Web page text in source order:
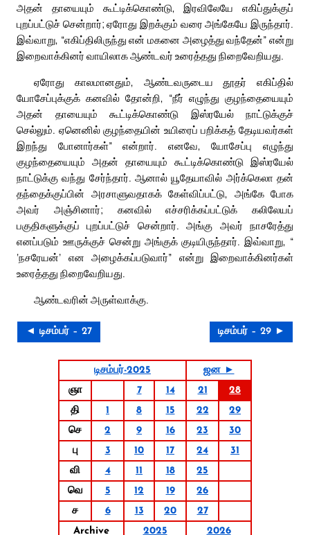
அதன் தாயையும் கூட்டிக்கொண்டு, இரவிலேயே எகிப்துக்குப்
புறப்பட்டுச் சென்றார்; ஏரோது இறக்கும் வரை அங்கேயே இருந்தார்.
இவ்வாறு, “எகிப்திலிருந்து என் மகனை அழைத்து வந்தேன்” என்று
இறைவாக்கினர் வாயிலாக ஆண்டவர் உரைத்தது நிறைவேறியது.
ஏரோது காலமானதும், ஆண்டவருடைய தூதர் எகிப்தில்
யோசேப்புக்குக் கனவில் தோன்றி, “நீர் எழுந்து குழந்தையையும்
அதன் தாயையும் கூட்டிக்கொண்டு இஸ்ரயேல் நாட்டுக்குச்
செல்லும். ஏனெனில் குழந்தையின் உயிரைப் பறிக்கத் தேடியவர்கள்
இறந்து போனார்கள்” என்றார். எனவே, யோசேப்பு எழுந்து
குழந்தையையும் அதன் தாயையும் கூட்டிக்கொண்டு இஸ்ரயேல்
நாட்டுக்கு வந்து சேர்ந்தார். ஆனால் யூதேயாவில் அர்க்கெலா தன்
தந்தைக்குப்பின் அரசாளுவதாகக் கேள்விப்பட்டு, அங்கே போக
அவர் அஞ்சினார்; கனவில் எச்சரிக்கப்பட்டுக் கலிலேயப்
பகுதிகளுக்குப் புறப்பட்டுச் சென்றார். அங்கு அவர் நாசரேத்து
எனப்படும் ஊருக்குச் சென்று அங்குக் குடியிருந்தார். இவ்வாறு, “
‘நசரேயன்’ என அழைக்கப்படுவார்” என்று இறைவாக்கினர்கள்
உரைத்தது நிறைவேறியது.
ஆண்டவரின் அருள்வாக்கு.
◄ டிசம்பர் – 27 டிசம்பர் – 29 ►
டிசம்பர்-2025
ஜன ►
ஞா
7 14 21
28
தி
1 8 15 22
29
செ
2 9 16 23
30
பு
3 10 17 24
31
வி
4 11 18
25
வெ
5 12 19
26
ச
6 13 20
27
Archive
2025 2026